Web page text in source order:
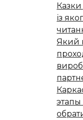
Казки
із
Який
этапы